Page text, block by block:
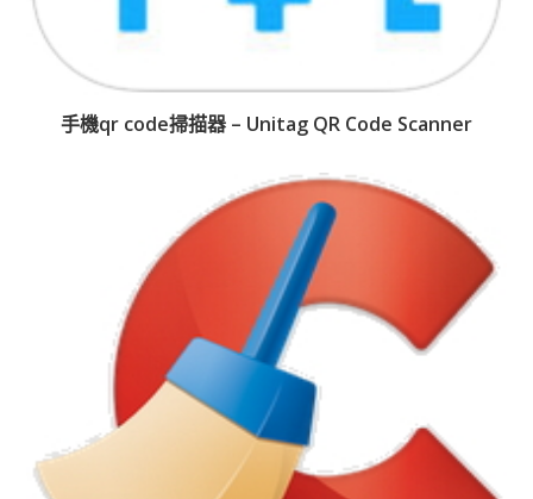
手機qr code掃描器 – Unitag QR Code Scanner